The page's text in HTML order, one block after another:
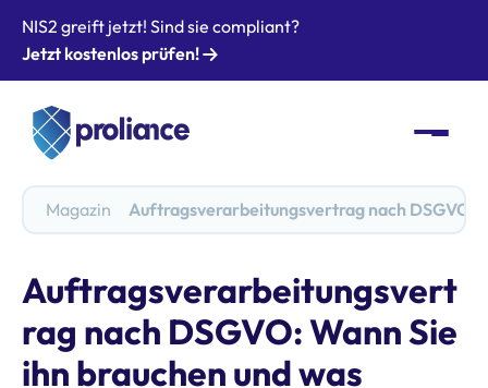
NIS2 greift jetzt! Sind sie compliant?
Jetzt kostenlos prüfen!
Magazin Auftragsverarbeitungsvertrag nach DSGVO:
Auftragsverarbeitungsvert
rag nach DSGVO: Wann Sie
ihn brauchen und was